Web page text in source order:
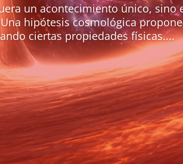
un acontecimiento único,
hipótesis cosmológica
ciertas propiedades físicas....